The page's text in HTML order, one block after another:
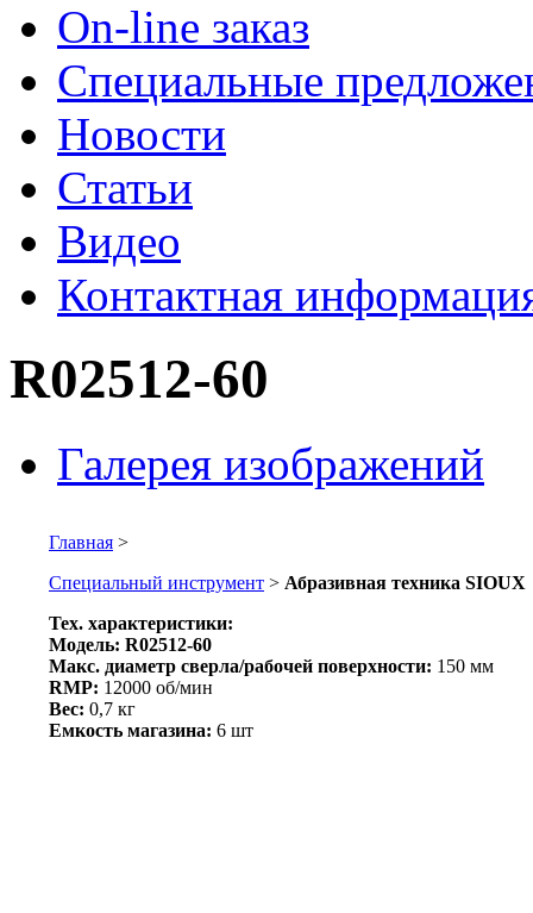
On-line заказ
Специальные
Новости
Статьи
Видео
Контактная
R02512-60
Галерея изображений
Главная >
Специальный инструмент > Абразивная техника SIOUX
Тех. характеристики:
Модель: R02512-60
Макс. диаметр сверла/рабочей поверхности: 150 мм
RMP: 12000 об/мин
Вес: 0,7 кг
Емкость магазина: 6 шт